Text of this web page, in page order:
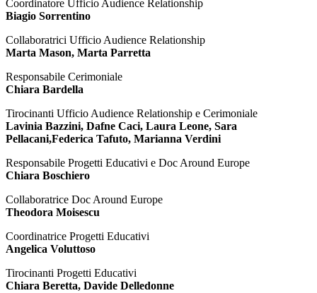
Coordinatore Ufficio Audience Relationship
Biagio Sorrentino
Collaboratrici Ufficio Audience Relationship
Marta Mason, Marta Parretta
Responsabile Cerimoniale
Chiara Bardella
Tirocinanti Ufficio Audience Relationship e Cerimoniale
Lavinia Bazzini, Dafne Caci, Laura Leone, Sara
Pellacani,Federica Tafuto, Marianna Verdini
Responsabile Progetti Educativi e Doc Around Europe
Chiara Boschiero
Collaboratrice Doc Around Europe
Theodora Moisescu
Coordinatrice Progetti Educativi
Angelica Voluttoso
Tirocinanti Progetti Educativi
Chiara Beretta, Davide Delledonne